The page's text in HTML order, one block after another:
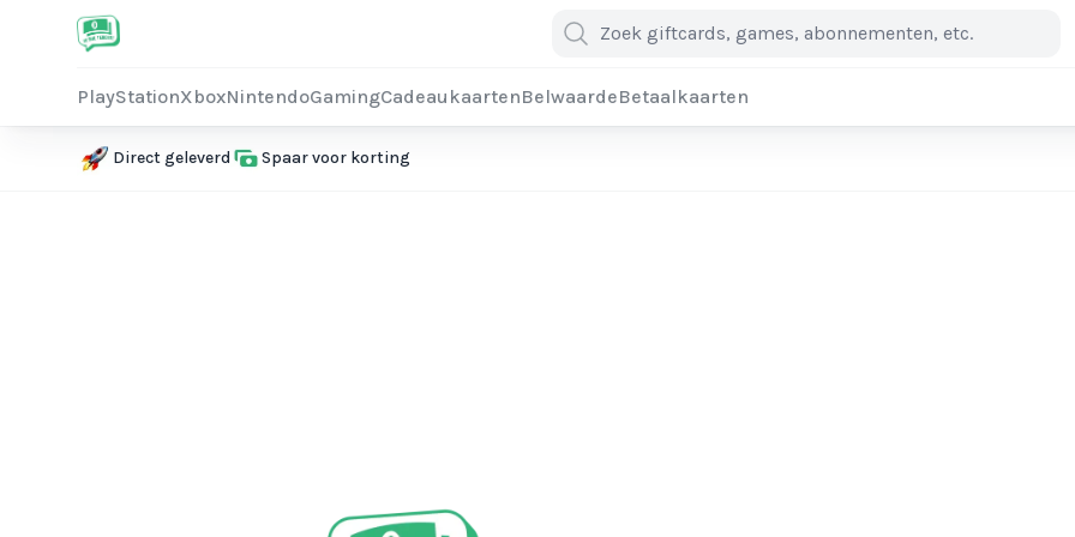
PlayStationXboxNintendoGamingCadeaukaartenBelwaardeBetaalkaarten
Direct geleverd Spaar voor korting